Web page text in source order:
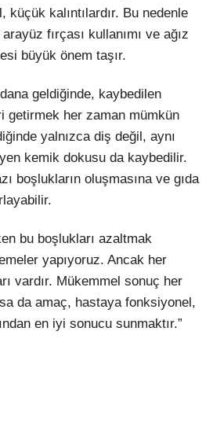
kalıntılardır. Bu nedenle
fırçası kullanımı ve ağız
büyük önem taşır.
geldiğinde, kaybedilen
getirmek her zaman mümkün
yalnızca diş değil, aynı
kemik dokusu da kaybedilir.
boşlukların oluşmasına ve gıda
bu boşlukları azaltmak
yapıyoruz. Ancak her
vardır. Mükemmel sonuç her
da amaç, hastaya fonksiyonel,
en iyi sonucu sunmaktır.”